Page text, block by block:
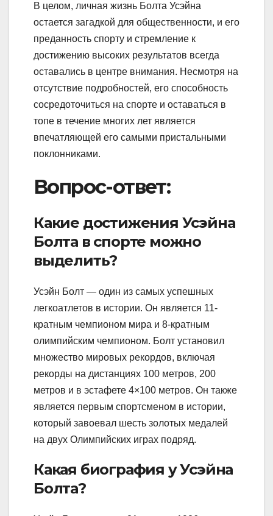
В целом, личная жизнь Болта Усэйна
остается загадкой для общественности, и его
преданность спорту и стремление к
достижению высоких результатов всегда
оставались в центре внимания. Несмотря на
отсутствие подробностей, его способность
сосредоточиться на спорте и оставаться в
топе в течение многих лет является
впечатляющей его самыми пристальными
поклонниками.
Вопрос-ответ:
Какие достижения Усэйна
Болта в спорте можно
выделить?
Усэйн Болт — один из самых успешных
легкоатлетов в истории. Он является 11-
кратным чемпионом мира и 8-кратным
олимпийским чемпионом. Болт установил
множество мировых рекордов, включая
рекорды на дистанциях 100 метров, 200
метров и в эстафете 4×100 метров. Он также
является первым спортсменом в истории,
который завоевал шесть золотых медалей
на двух Олимпийских играх подряд.
Какая биография у Усэйна
Болта?